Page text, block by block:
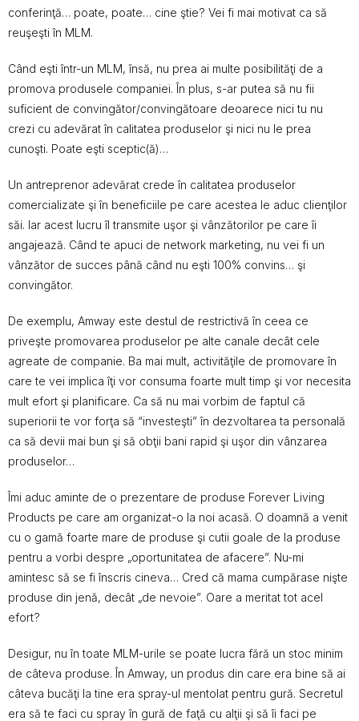
conferinţă… poate, poate… cine ştie? Vei fi mai motivat ca să
reuşeşti în MLM.
Când eşti într-un MLM, însă, nu prea ai multe posibilităţi de a
promova produsele companiei. În plus, s-ar putea să nu fii
suficient de convingător/convingătoare deoarece nici tu nu
crezi cu adevărat în calitatea produselor şi nici nu le prea
cunoşti. Poate eşti sceptic(ă)…
Un antreprenor adevărat crede în calitatea produselor
comercializate şi în beneficiile pe care acestea le aduc clienţilor
săi. Iar acest lucru îl transmite uşor şi vânzătorilor pe care îi
angajează. Când te apuci de network marketing, nu vei fi un
vânzător de succes până când nu eşti 100% convins… şi
convingător.
De exemplu, Amway este destul de restrictivă în ceea ce
priveşte promovarea produselor pe alte canale decât cele
agreate de companie. Ba mai mult, activităţile de promovare în
care te vei implica îţi vor consuma foarte mult timp şi vor necesita
mult efort şi planificare. Ca să nu mai vorbim de faptul că
superiorii te vor forţa să “investeşti” în dezvoltarea ta personală
ca să devii mai bun şi să obţii bani rapid şi uşor din vânzarea
produselor…
Îmi aduc aminte de o prezentare de produse Forever Living
Products pe care am organizat-o la noi acasă. O doamnă a venit
cu o gamă foarte mare de produse şi cutii goale de la produse
pentru a vorbi despre „oportunitatea de afacere”. Nu-mi
amintesc să se fi înscris cineva… Cred că mama cumpărase nişte
produse din jenă, decât „de nevoie”. Oare a meritat tot acel
efort?
Desigur, nu în toate MLM-urile se poate lucra fără un stoc minim
de câteva produse. În Amway, un produs din care era bine să ai
câteva bucăţi la tine era spray-ul mentolat pentru gură. Secretul
era să te faci cu spray în gură de faţă cu alţii şi să îi faci pe